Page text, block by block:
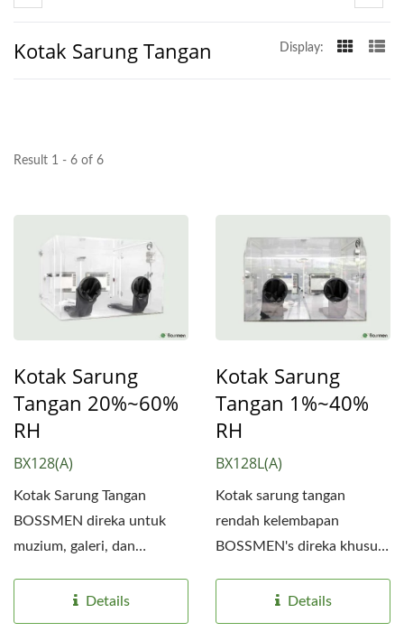
Kotak Sarung Tangan Display:
Result 1 - 6 of 6
Kotak Sarung
Tangan 20%~60%
RH
BX128(A)
Kotak Sarung Tangan
BOSSMEN direka untuk
muzium, galeri, dan
mengendalikan...
Details
Kotak Sarung
Tangan 1%~40%
RH
BX128L(A)
Kotak sarung tangan
rendah kelembapan
BOSSMEN's direka khusus
berskala...
Details